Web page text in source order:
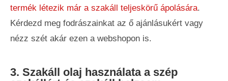
termék létezik már a szakáll teljeskörű ápolására.
Kérdezd meg fodrászainkat az ő ajánlásukért vagy
nézz szét akár ezen a webshopon is.
3. Szakáll olaj használata a szép